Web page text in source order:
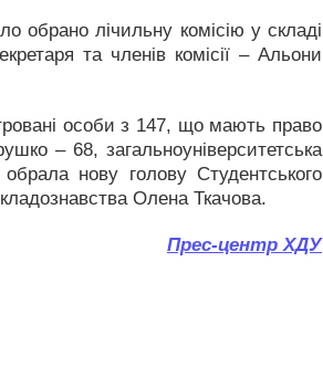
обрано лічильну комісію у складі
та членів комісії – Альони
особи з 147, що мають право
– 68, загальноуніверситетська
обрала нову голову Студентського
Олена Ткачова.
Прес-центр ХДУ